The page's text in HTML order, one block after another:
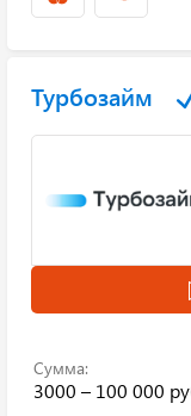
Турбозайм
Сумма:
3000 – 100 000